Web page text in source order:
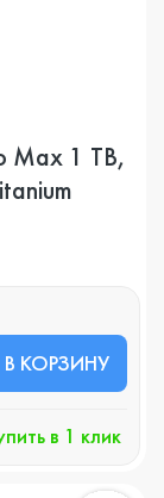
Max 1 TB,
В КОРЗИНУ
в 1 клик